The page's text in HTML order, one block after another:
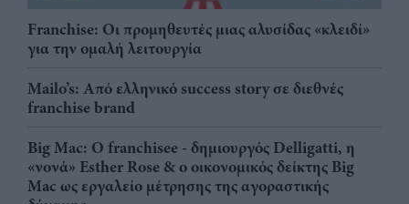
Franchise: Οι προμηθευτές μιας αλυσίδας «κλειδί»
για την ομαλή λειτουργία
Mailo’s: Από ελληνικό success story σε διεθνές
franchise brand
Big Mac: Ο franchisee - δημιουργός Delligatti, η
«νονά» Esther Rose & ο οικονομικός δείκτης Big
Mac ως εργαλείο μέτρησης της αγοραστικής